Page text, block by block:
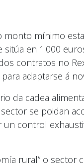
mínimo
en 1.000
contratos no
adaptarse á
da cadea
se poidan
un control
rural” o sector